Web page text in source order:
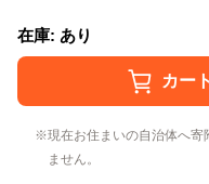
在庫: あり
現在お住まいの自治体へ
ません。